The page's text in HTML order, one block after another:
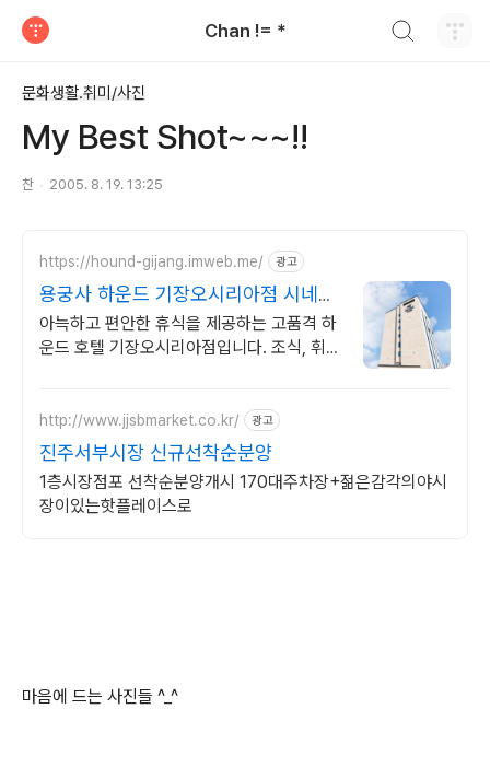
Chan != *
문화생활.취미/사진
My Best Shot~~~!!
찬 2005. 8. 19. 13:25
https://hound-gijang.imweb.me/ 광고
용궁사 하운드 기장오시리아점 시네마
룸, 키즈풀, 패밀리풀
아늑하고 편안한 휴식을 제공하는 고품격 하
운드 호텔 기장오시리아점입니다. 조식, 휘트
http://www.jjsbmarket.co.kr/ 광고
진주서부시장 신규선착순분양
1층시장점포 선착순분양개시 170대주차장+젊은감각의야시
장이있는핫플레이스로
마음에 드는 사진들 ^_^